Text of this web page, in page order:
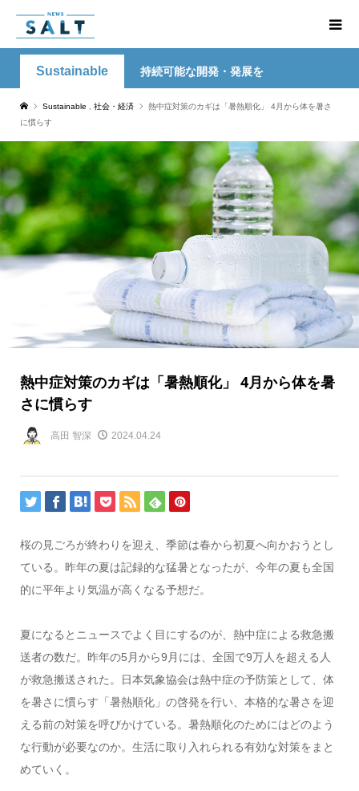
Sustainable 持続可能な開発・発展を
Sustainable 社会・経済
熱中症対策のカギは「暑熱順化」 4月から体を暑さ
に慣らす
熱中症対策のカギは「暑熱順化」 4月から体を暑
さに慣らす
高田 智深 2024.04.24
桜の見ごろが終わりを迎え、季節は春から初夏へ向かおうとし
ている。昨年の夏は記録的な猛暑となったが、今年の夏も全国
的に平年より気温が高くなる予想だ。
夏になるとニュースでよく目にするのが、熱中症による救急搬
送者の数だ。昨年の5月から9月には、全国で9万人を超える人
が救急搬送された。日本気象協会は熱中症の予防策として、体
を暑さに慣らす「暑熱順化」の啓発を行い、本格的な暑さを迎
える前の対策を呼びかけている。暑熱順化のためにはどのよう
な行動が必要なのか。生活に取り入れられる有効な対策をまと
めていく。